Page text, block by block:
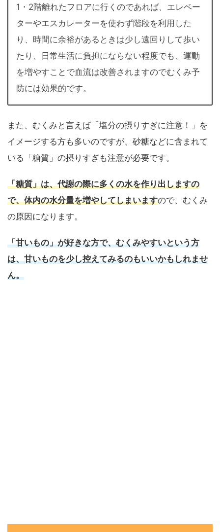
1・2階離れたフロアに行くのであれば、エレベー
ターやエスカレーターを使わず階段を利用した
り、時間に余裕があるときは少し遠回りして歩い
たり、日常生活に負担にならない程度でも、運動
を増やすことで血流は改善されますのでむくみ予
防には効果的です。
また、むくみと言えば「塩分の摂りすぎに注意！」を
イメージする方も多いのですが、砂糖などに含まれて
いる 「糖質」の摂りすぎも注意が必要です。
「糖質」は、代謝の際に多くの水を作り出しますの
で、体内の水分量を増やしてしまいますので、むくみ
の原因になります。
「甘いもの」が好きな方で、むくみやすいという方
は、甘いものを少し控えてみるのもいいかもしれませ
ん。